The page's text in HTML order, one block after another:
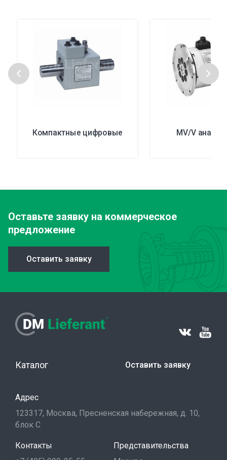
Компактные цифровые MV/V
Оставьте заявку на коммерческое
предложение
Оставить заявку
Каталог Оставить заявку
Адрес
123317, Москва, Пресненская набережная, д. 10,
блок С
Контакты
Представительства